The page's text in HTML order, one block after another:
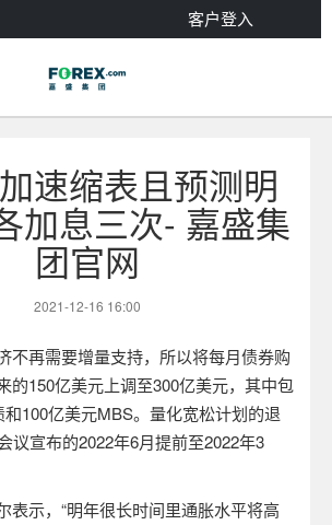
客户登入
速缩表且预测明
加息三次- 嘉盛集
团官网
2021-12-16 16:00
不再需要增量支持，所以将每月债券购
的150亿美元上调至300亿美元，其中包
和100亿美元MBS。量化宽松计划的退
议宣布的2022年6月提前至2022年3
表示，“明年很长时间里通胀水平将高